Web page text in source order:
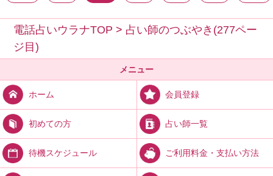
電話占いウラナTOP > 占い師のつぶやき(277ペー
ジ目)
メニュー
ホーム 会員登録
初めての方 占い師一覧
待機スケジュール ご利用料金・支払い方法